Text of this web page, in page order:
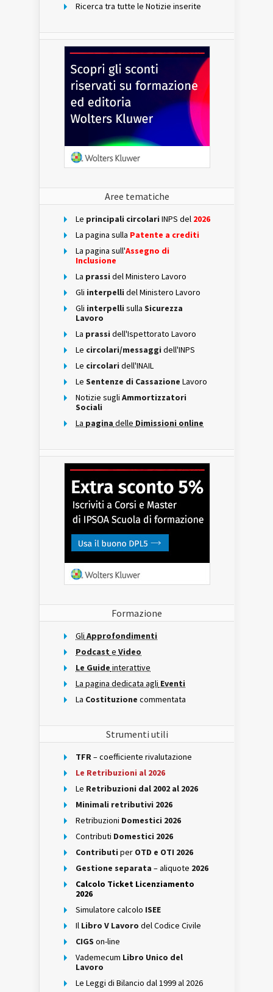
Ricerca tra tutte le Notizie inserite
Aree tematiche
Le principali circolari INPS del 2026
La pagina sulla Patente a crediti
La pagina sull'Assegno di
Inclusione
La prassi del Ministero Lavoro
Gli interpelli del Ministero Lavoro
Gli interpelli sulla Sicurezza
Lavoro
La prassi dell'Ispettorato Lavoro
Le circolari/messaggi dell'INPS
Le circolari dell'INAIL
Le Sentenze di Cassazione Lavoro
Notizie sugli Ammortizzatori
Sociali
La pagina delle Dimissioni online
Formazione
Gli Approfondimenti
Podcast e Video
Le Guide interattive
La pagina dedicata agli Eventi
La Costituzione commentata
Strumenti utili
TFR– coefficiente rivalutazione
Le Retribuzioni al 2026
Le Retribuzioni dal 2002 al 2026
Minimali retributivi 2026
Retribuzioni Domestici 2026
Contributi Domestici 2026
Contributi per OTD e OTI 2026
Gestione separata – aliquote 2026
Calcolo Ticket Licenziamento
2026
Simulatore calcolo ISEE
Il Libro V Lavoro del Codice Civile
CIGS on-line
Vademecum Libro Unico del
Lavoro
Le Leggi di Bilancio dal 1999 al 2026